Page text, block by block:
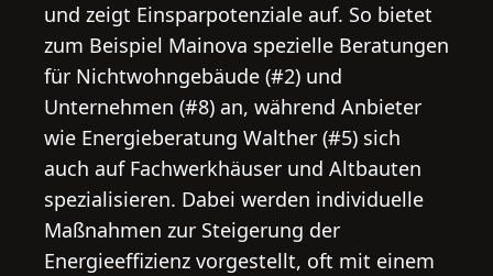
und zeigt Einsparpotenziale auf. So bietet
zum Beispiel Mainova spezielle Beratungen
für Nichtwohngebäude (#2) und
Unternehmen (#8) an, während Anbieter
wie Energieberatung Walther (#5) sich
auch auf Fachwerkhäuser und Altbauten
spezialisieren. Dabei werden individuelle
Maßnahmen zur Steigerung der
Energieeffizienz vorgestellt, oft mit einem